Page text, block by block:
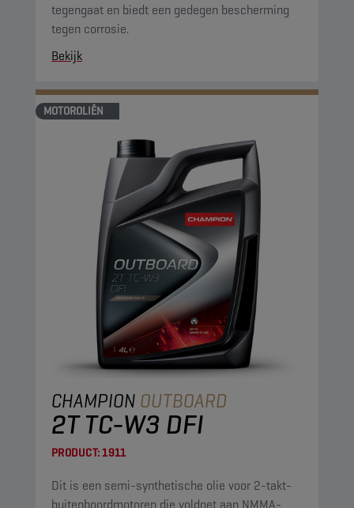
tegengaat en biedt een gedegen bescherming
tegen corrosie.
Bekijk
MOTOROLIËN
CHAMPION OUTBOARD
2T TC-W3 DFI
PRODUCT:1911
Dit is een semi-synthetische olie voor 2-takt-
buitenboordmotoren die voldoet aan NMMA-